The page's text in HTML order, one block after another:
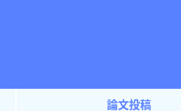
論文投稿